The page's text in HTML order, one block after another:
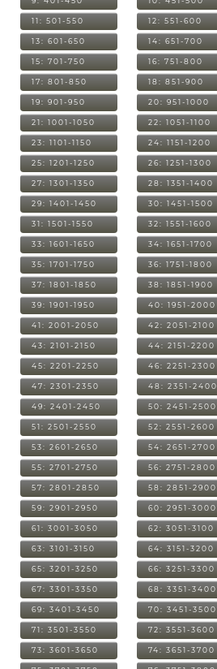
11: 501-550 12: 551-600
13: 601-650 14: 651-700
15: 701-750 16: 751-800
17: 801-850 18: 851-900
19: 901-950 20: 951-1000
21: 1001-1050 22: 1051-1100
23: 1101-1150 24: 1151-1200
25: 1201-1250 26: 1251-1300
27: 1301-1350 28: 1351-1400
29: 1401-1450 30: 1451-1500
31: 1501-1550 32: 1551-1600
33: 1601-1650 34: 1651-1700
35: 1701-1750 36: 1751-1800
37: 1801-1850 38: 1851-1900
39: 1901-1950 40: 1951-2000
41: 2001-2050 42: 2051-2100
43: 2101-2150 44: 2151-2200
45: 2201-2250 46: 2251-2300
47: 2301-2350 48: 2351-2400
49: 2401-2450 50: 2451-2500
51: 2501-2550 52: 2551-2600
53: 2601-2650 54: 2651-2700
55: 2701-2750 56: 2751-2800
57: 2801-2850 58: 2851-2900
59: 2901-2950 60: 2951-3000
61: 3001-3050 62: 3051-3100
63: 3101-3150 64: 3151-3200
65: 3201-3250 66: 3251-3300
67: 3301-3350 68: 3351-3400
69: 3401-3450 70: 3451-3500
71: 3501-3550 72: 3551-3600
73: 3601-3650 74: 3651-3700